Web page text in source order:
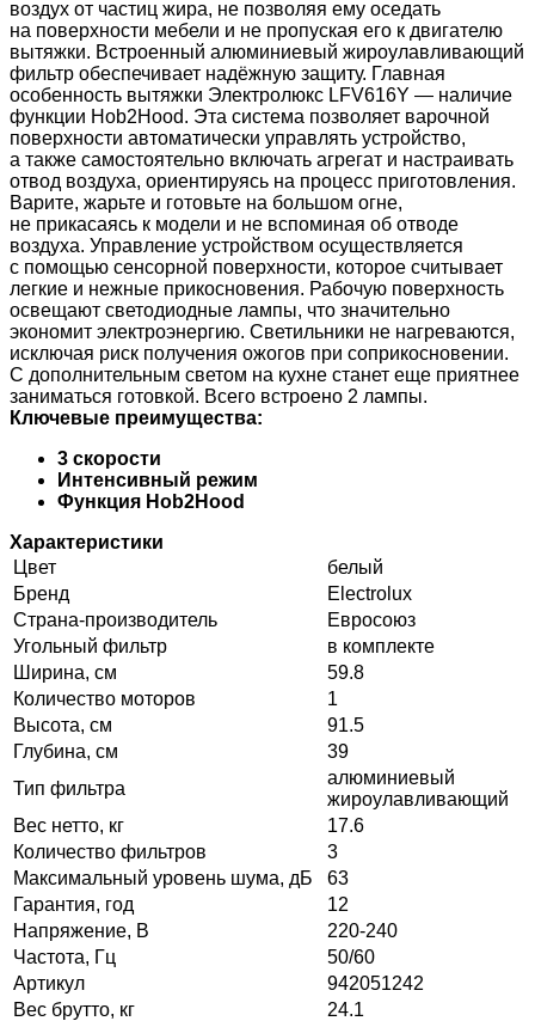
воздух от частиц жира, не позволяя ему оседать
на поверхности мебели и не пропуская его к двигателю
вытяжки. Встроенный алюминиевый жироулавливающий
фильтр обеспечивает надёжную защиту. Главная
особенность вытяжки Электролюкс LFV616Y — наличие
функции Hob2Hood. Эта система позволяет варочной
поверхности автоматически управлять устройство,
а также самостоятельно включать агрегат и настраивать
отвод воздуха, ориентируясь на процесс приготовления.
Варите, жарьте и готовьте на большом огне,
не прикасаясь к модели и не вспоминая об отводе
воздуха. Управление устройством осуществляется
с помощью сенсорной поверхности, которое считывает
легкие и нежные прикосновения. Рабочую поверхность
освещают светодиодные лампы, что значительно
экономит электроэнергию. Светильники не нагреваются,
исключая риск получения ожогов при соприкосновении.
С дополнительным светом на кухне станет еще приятнее
заниматься готовкой. Всего встроено 2 лампы.
Ключевые преимущества:
3 скорости
Интенсивный режим
Функция Hob2Hood
Характеристики
Цвет
белый
Бренд
Electrolux
Страна-производитель
Евросоюз
Угольный фильтр
в комплекте
Ширина, см
59.8
Количество моторов
1
Высота, см
91.5
Глубина, см
39
Тип фильтра
алюминиевый
жироулавливающий
Вес нетто, кг
17.6
Количество фильтров
3
Максимальный уровень шума, дБ
63
Гарантия, год
12
Напряжение, В
220-240
Частота, Гц
50/60
Артикул
942051242
Вес брутто, кг
24.1